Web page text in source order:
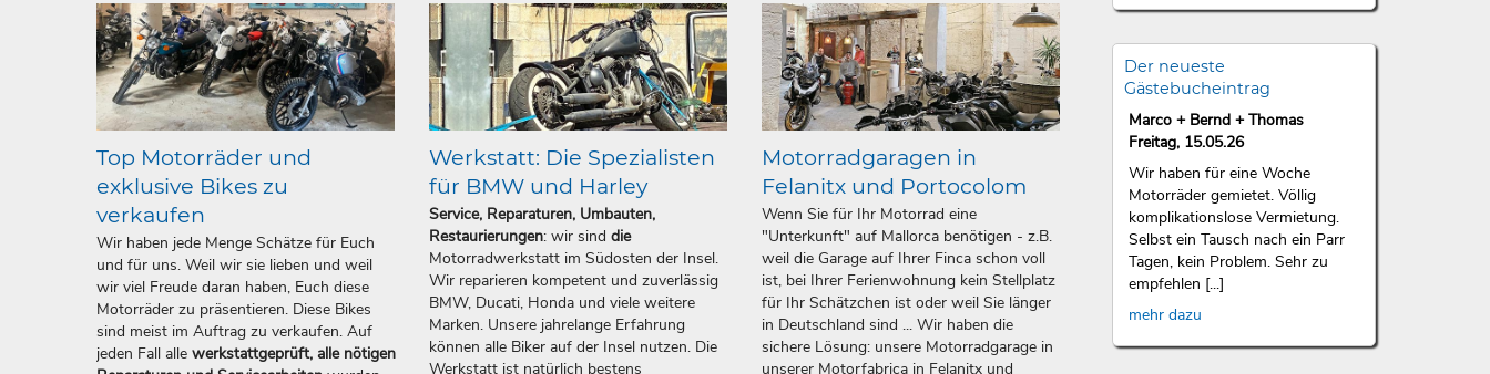
Der neueste
Gästebucheintrag
Marco + Bernd + Thomas
Freitag, 15.05.26
Wir haben für eine Woche
Motorräder gemietet. Völlig
komplikationslose Vermietung.
Selbst ein Tausch nach ein Parr
Tagen, kein Problem. Sehr zu
empfehlen [...]
mehr dazu
Top Motorräder und
exklusive Bikes zu
verkaufen
Wir haben jede Menge Schätze für Euch
und für uns. Weil wir sie lieben und weil
wir viel Freude daran haben, Euch diese
Motorräder zu präsentieren. Diese Bikes
sind meist im Auftrag zu verkaufen. Auf
jeden Fall alle werkstattgeprüft, alle nötigen
Werkstatt: Die Spezialisten
für BMW und Harley
Service, Reparaturen, Umbauten,
Restaurierungen: wir sinddie
Motorradwerkstatt im Südosten der Insel.
Wir reparieren kompetent und zuverlässig
BMW, Ducati, Honda und viele weitere
Marken. Unsere jahrelange Erfahrung
können alle Biker auf der Insel nutzen. Die
Werkstatt ist natürlich bestens
Motorradgaragen in
Felanitx und Portocolom
Wenn Sie für Ihr Motorrad eine
"Unterkunft" auf Mallorca benötigen - z.B.
weil die Garage auf Ihrer Finca schon voll
ist, bei Ihrer Ferienwohnung kein Stellplatz
für Ihr Schätzchen ist oder weil Sie länger
in Deutschland sind ... Wir haben die
sichere Lösung: unsere Motorradgarage in
unserer Motorfabrica in Felanitx und